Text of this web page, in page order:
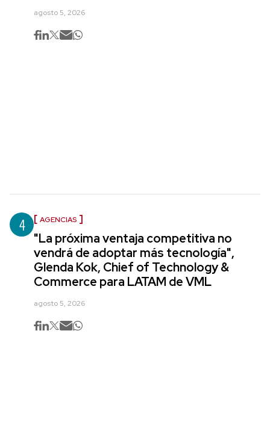
agosto 5, 2026
4 AGENCIAS
"La próxima ventaja competitiva no
vendrá de adoptar más tecnología",
Glenda Kok, Chief of Technology &
Commerce para LATAM de VML
agosto 5, 2026